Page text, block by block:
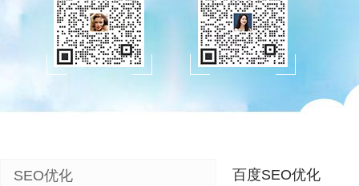
百度SEO优化
SEO优化